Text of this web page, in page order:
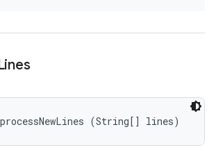
(String[] lines)